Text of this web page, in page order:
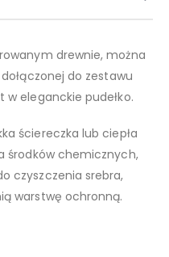
drewnie, można
do zestawu
w eleganckie pudełko.
ściereczka lub ciepła
środków chemicznych,
czyszczenia srebra,
warstwę ochronną.